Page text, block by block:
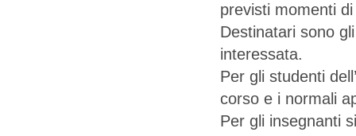
previsti momenti
Destinatari sono
interessata.
Per gli studenti
corso e i normali
Per gli insegnanti